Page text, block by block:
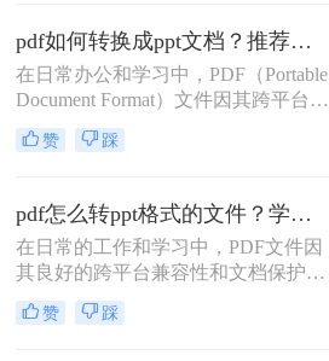
和服务，我们可以较为轻松地完成这
一转换。那么如何将pdf转换成ppt
呢？以下是几种将PDF转换为PPT的
有效方法。
pdf如何转换成ppt文档？推荐这三种实用方法！
在日常办公和学习中，PDF（Portable
Document Format）文件因其跨平台兼
容性、格式稳定性及安全性而受到广
泛应用。然而，在某些情况下，我们
PPT（PowerPoint）文档，以便进行更
灵活的演示或编辑。尽管PDF到PPT
的转换可能不是一键式的直接过程，
但通过一些方法和工具，我们可以有
效地实现这一目标。本文将为您详细
介绍pdf如何转换成ppt文档，并提供
赞 踩
pdf怎么转ppt格式的文件？学会这3招，轻松解决！
在日常的工作和学习中，PDF文件因
其良好的跨平台兼容性和文档保护特
性而广泛应用。然而，当我们需要对
PDF中的内容进行编辑、调整或进行
赞 踩